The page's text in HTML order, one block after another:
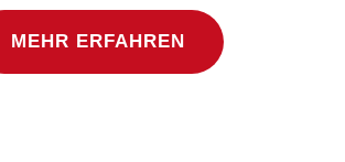
MEHR ERFAHREN